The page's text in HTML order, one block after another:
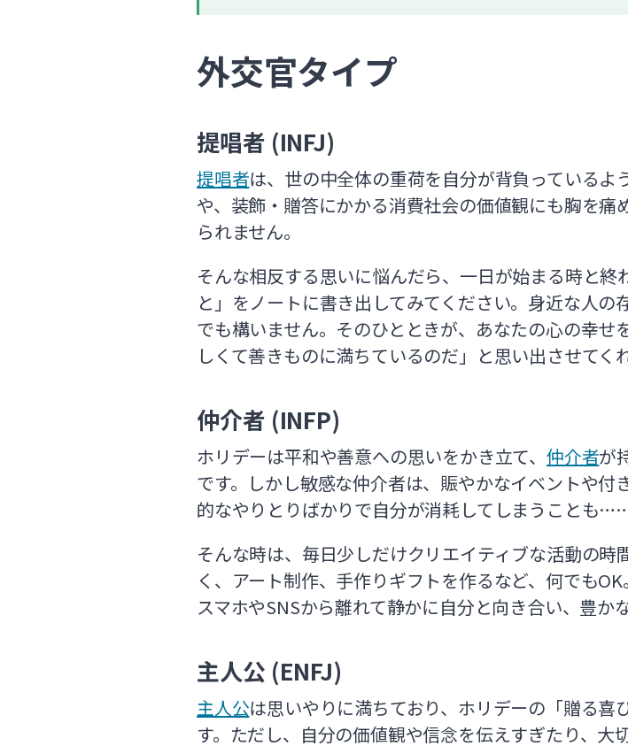
外交官タイプ
提唱者 (INFJ)
提唱者は、世の中全体の重荷を自分が背負っている
や、装飾・贈答にかかる消費社会の価値観にも胸を
られません。
そんな相反する思いに悩んだら、一日が始まる時と
と」をノートに書き出してみてください。身近な人
でも構いません。そのひとときが、あなたの心の幸せ
しくて善きものに満ちているのだ」と思い出させてく
仲介者 (INFP)
ホリデーは平和や善意への思いをかき立て、 仲介者が
です。しかし敏感な仲介者は、賑やかなイベントや
的なやりとりばかりで自分が消耗してしまうことも……
そんな時は、毎日少しだけクリエイティブな活動の
く、アート制作、手作りギフトを作るなど、何でも
スマホやSNSから離れて静かに自分と向き合い、豊か
主人公 (ENFJ)
主人公は思いやりに満ちており、ホリデーの「贈る
す。ただし、自分の価値観や信念を伝えすぎたり、